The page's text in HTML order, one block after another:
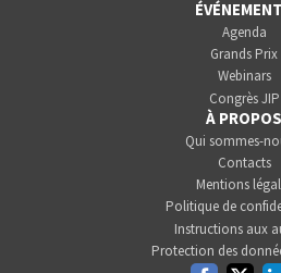
Agenda
Grands Prix
Webinars
Congrès JIP
À PROPOS
Qui sommes-
Contacts
Mentions
Politique de
Instructions aux
Protection des